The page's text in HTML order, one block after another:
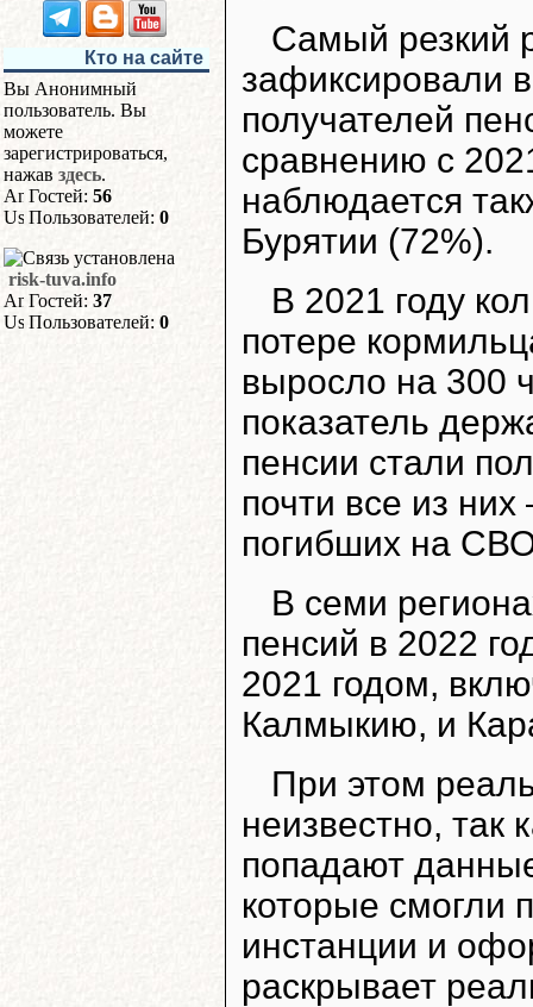
Кто на сайте
Вы Анонимный
пользователь. Вы
можете
зарегистрироваться,
нажав здесь.
Гостей: 56
Пользователей: 0
risk-tuva.info
Гостей: 37
Пользователей: 0
Самый резкий
зафиксировали
получателей
сравнению с
наблюдается
Бурятии (72%).
В 2021 году
потере
выросло на 300
показатель
пенсии стали
почти все из
погибших на
В семи
пенсий в 2022
2021 годом,
Калмыкию, и
При этом
неизвестно, так
попадают
которые смогли
инстанции и
раскрывает